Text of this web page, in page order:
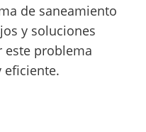
de saneamiento
y soluciones
este problema
eficiente.